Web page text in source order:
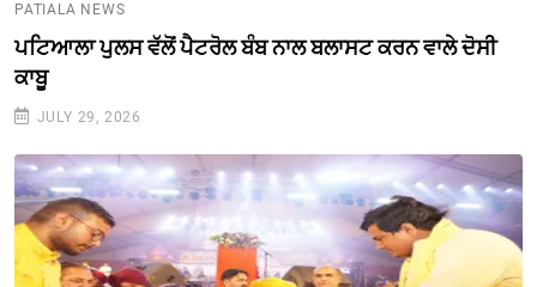
PATIALA NEWS
ਪਟਿਆਲਾ ਪੁਲਸ ਵੱਲੋਂ ਪੈਟਰੋਲ ਬੰਬ ਨਾਲ ਬਲਾਸਟ ਕਰਨ ਵਾਲੇ ਦੋਸੀ
ਕਾਬੂ
JULY 29, 2026